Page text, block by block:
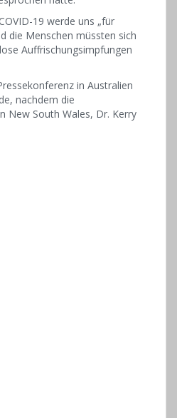
19 werde uns „für
die Menschen müssten sich
Auffrischungsimpfungen
in Australien
nachdem die
New South Wales, Dr. Kerry